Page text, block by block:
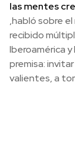
las mentes
,habló sobre
recibido
Iberoamérica
premisa:
valientes, a